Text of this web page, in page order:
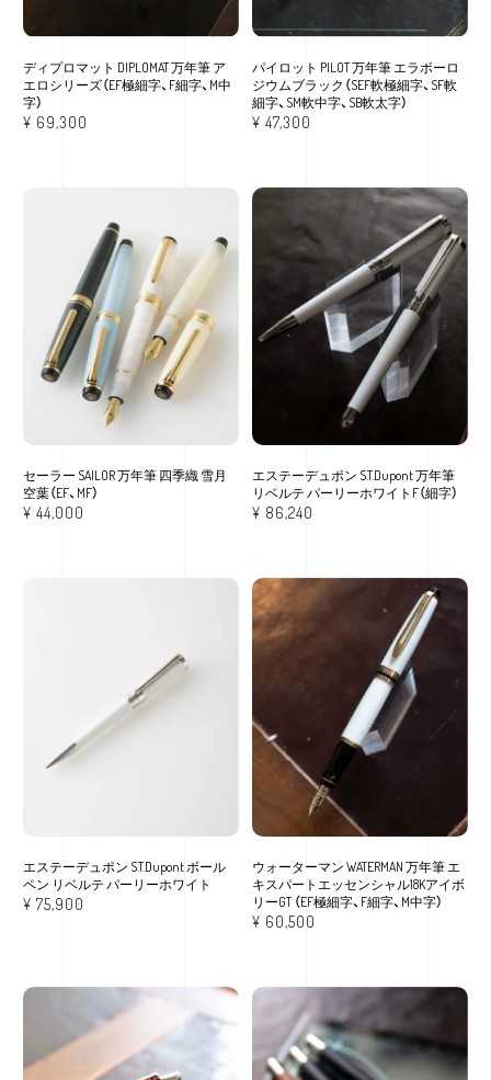
ディプロマット DIPLOMAT 万年筆 ア
エロシリーズ（EF極細字、F細字、M中
字）
¥ 69,300
パイロット PILOT 万年筆 エラボーロ
ジウムブラック（SEF軟極細字、SF軟
細字、SM軟中字、SB軟太字）
¥ 47,300
セーラー SAILOR 万年筆 四季織 雪月
空葉（EF、MF）
¥ 44,000
エステーデュポン S.T.Dupont 万年筆
リベルテ パーリーホワイトF（細字）
¥ 86,240
エステーデュポン S.T.Dupont ボール
ペン リベルテ パーリーホワイト
¥ 75,900
ウォーターマン WATERMAN 万年筆 エ
キスパートエッセンシャル18Kアイボ
リーGT （EF極細字、F細字、M中字）
¥ 60,500